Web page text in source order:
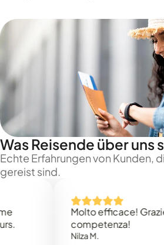
Was Reisende über uns
Echte Erfahrungen von Kunden,
gereist sind.
Molto efficace! Grazie per
competenza!
Nilza M.